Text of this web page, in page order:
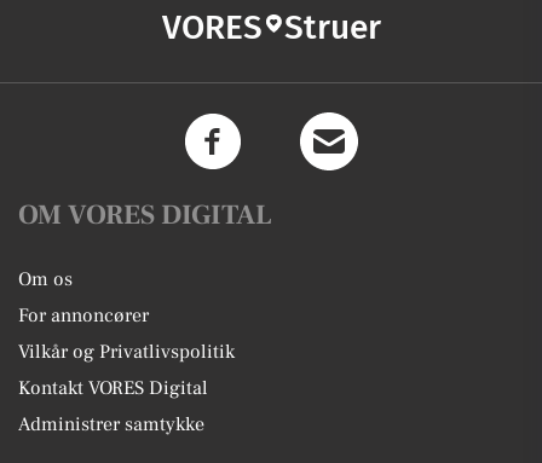
VORES Struer
OM VORES DIGITAL
Om os
For annoncører
Vilkår og Privatlivspolitik
Kontakt VORES Digital
Administrer samtykke